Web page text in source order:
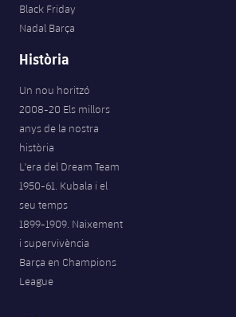
Black Friday
Nadal Barça
Història
Un nou horitzó
2008-20 Els millors
anys de la nostra
història
L'era del Dream Team
1950-61. Kubala i el
seu temps
1899-1909. Naixement
i supervivència
Barça en Champions
League